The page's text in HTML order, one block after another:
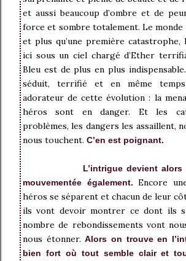
et aussi beaucoup d’ombre et de
force et sombre totalement. Le
et plus qu’une première
ici sous un ciel chargé d’Ether
Bleu est de plus en plus indispensable.
séduit, terrifié et en même temps
adorateur de cette évolution : la
héros sont en danger. Et les
problèmes, les dangers les assaillent,
nous touchent. C’en est poignant.
L’intrigue devient
mouvementée également. Encore
héros se séparent et chacun de leur
ils vont devoir montrer ce dont ils
nombre de rebondissements vont
nous étonner.Alors on trouve en
bien fort où tout semble clair et